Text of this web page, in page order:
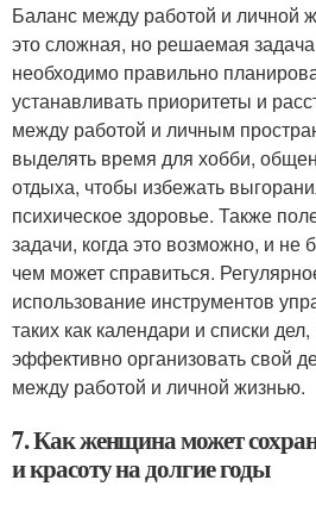
Баланс между работой и
это сложная, но решаемая
необходимо правильно
устанавливать приоритеты и
между работой и личным
выделять время для хобби,
отдыха, чтобы избежать
психическое здоровье. Также
задачи, когда это возможно, и не
чем может справиться.
использование инструментов
таких как календари и списки
эффективно организовать свой
между работой и личной жизнью.
7. Как женщина может
и красоту на долгие годы